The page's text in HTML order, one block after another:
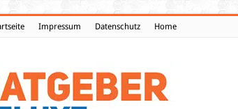
Impressum Datenschutz Home